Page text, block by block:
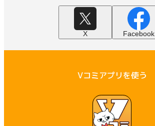
X Facebook
Vコミアプリを使う